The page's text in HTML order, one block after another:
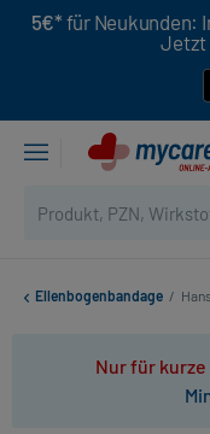
5€* für Neukunden:
Jetzt
Ellenbogenbandage /
Nur für